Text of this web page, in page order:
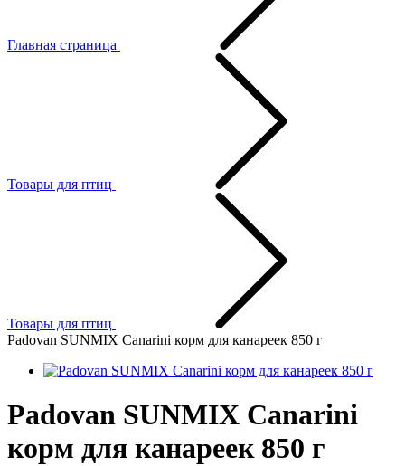
Главная страница
Товары для птиц
Товары для птиц
Padovan SUNMIX Canarini корм для канареек 850 г
Padovan SUNMIX Canarini
корм для канареек 850 г